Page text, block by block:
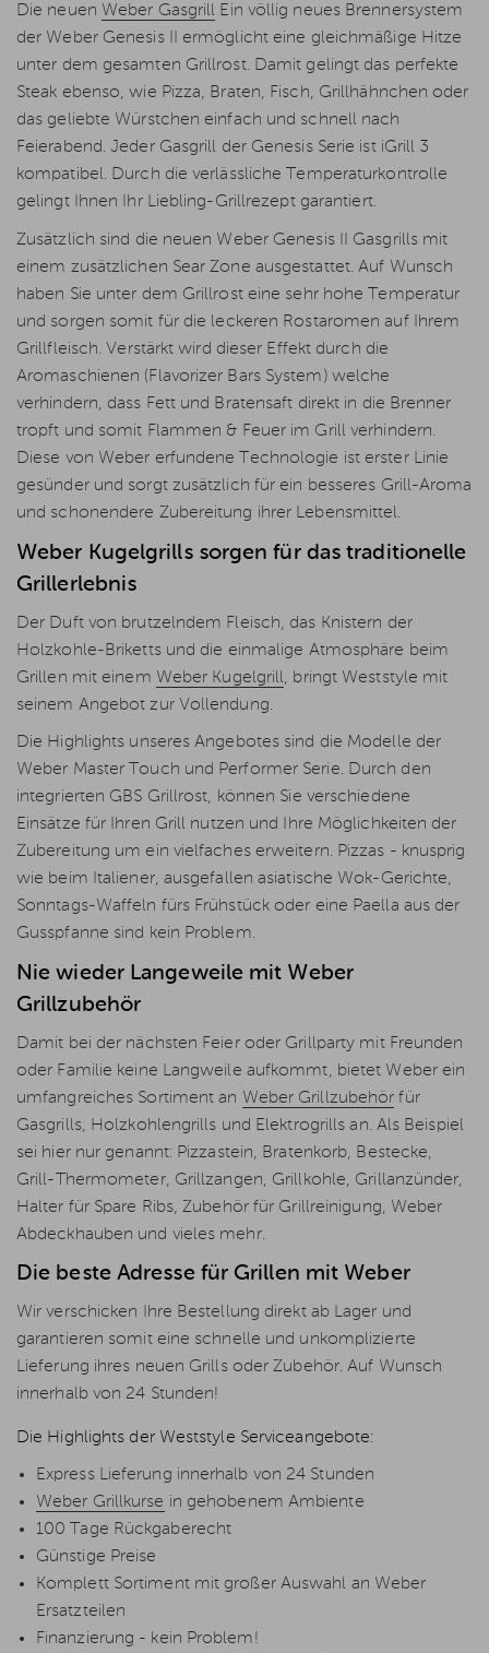
Die neuen Weber Gasgrill Ein völlig neues Brennersystem
der Weber Genesis II ermöglicht eine gleichmäßige Hitze
unter dem gesamten Grillrost. Damit gelingt das perfekte
Steak ebenso, wie Pizza, Braten, Fisch, Grillhähnchen oder
das geliebte Würstchen einfach und schnell nach
Feierabend. Jeder Gasgrill der Genesis Serie ist iGrill 3
kompatibel. Durch die verlässliche Temperaturkontrolle
gelingt Ihnen Ihr Liebling-Grillrezept garantiert.
Zusätzlich sind die neuen Weber Genesis II Gasgrills mit
einem zusätzlichen Sear Zone ausgestattet. Auf Wunsch
haben Sie unter dem Grillrost eine sehr hohe Temperatur
und sorgen somit für die leckeren Rostaromen auf Ihrem
Grillfleisch. Verstärkt wird dieser Effekt durch die
Aromaschienen (Flavorizer Bars System) welche
verhindern, dass Fett und Bratensaft direkt in die Brenner
tropft und somit Flammen & Feuer im Grill verhindern.
Diese von Weber erfundene Technologie ist erster Linie
gesünder und sorgt zusätzlich für ein besseres Grill-Aroma
und schonendere Zubereitung ihrer Lebensmittel.
Weber Kugelgrills sorgen für das traditionelle
Grillerlebnis
Der Duft von brutzelndem Fleisch, das Knistern der
Holzkohle-Briketts und die einmalige Atmosphäre beim
Grillen mit einem Weber Kugelgrill, bringt Weststyle mit
seinem Angebot zur Vollendung.
Die Highlights unseres Angebotes sind die Modelle der
Weber Master Touch und Performer Serie. Durch den
integrierten GBS Grillrost, können Sie verschiedene
Einsätze für Ihren Grill nutzen und Ihre Möglichkeiten der
Zubereitung um ein vielfaches erweitern. Pizzas - knusprig
wie beim Italiener, ausgefallen asiatische Wok-Gerichte,
Sonntags-Waffeln fürs Frühstück oder eine Paella aus der
Gusspfanne sind kein Problem.
Nie wieder Langeweile mit Weber
Grillzubehör
Damit bei der nächsten Feier oder Grillparty mit Freunden
oder Familie keine Langweile aufkommt, bietet Weber ein
umfangreiches Sortiment an Weber Grillzubehör für
Gasgrills, Holzkohlengrills und Elektrogrills an. Als Beispiel
sei hier nur genannt: Pizzastein, Bratenkorb, Bestecke,
Grill-Thermometer, Grillzangen, Grillkohle, Grillanzünder,
Halter für Spare Ribs, Zubehör für Grillreinigung, Weber
Abdeckhauben und vieles mehr.
Die beste Adresse für Grillen mit Weber
Wir verschicken Ihre Bestellung direkt ab Lager und
garantieren somit eine schnelle und unkomplizierte
Lieferung ihres neuen Grills oder Zubehör. Auf Wunsch
innerhalb von 24 Stunden!
Die Highlights der Weststyle Serviceangebote:
Express Lieferung innerhalb von 24 Stunden
Weber Grillkurse in gehobenem Ambiente
100 Tage Rückgaberecht
Günstige Preise
Komplett Sortiment mit großer Auswahl an Weber
Ersatzteilen
Finanzierung - kein Problem!